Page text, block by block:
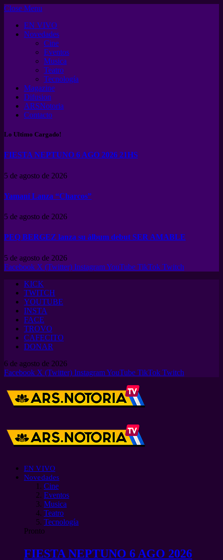
Close Menu
EN VIVO
Novedades
Cine
Eventos
Musica
Teatro
Tecnología
Magazine
Difusion
ARSNotoria
Contacto
Lo Ultimo Cargado!
FIESTA NEPTUNO 6 AGO 2026 21HS
5 de agosto de 2026
Yamaní Lanza “Charcos”
5 de agosto de 2026
PEQ BERGEZ lanza su álbum debut SER AMABLE
5 de agosto de 2026
Facebook X (Twitter) InstagramYouTube TikTok Twitch
KICK
TWITCH
YOUTUBE
INSTA
FACE
TROVO
CAFECITO
DONAR
6 de agosto de 2026
Facebook X (Twitter) InstagramYouTube TikTok Twitch
EN VIVO
Novedades
Cine
Eventos
Musica
Teatro
Tecnología
Pronto
FIESTA NEPTUNO 6 AGO 2026